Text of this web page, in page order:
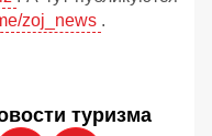
zoj_news .
туризма